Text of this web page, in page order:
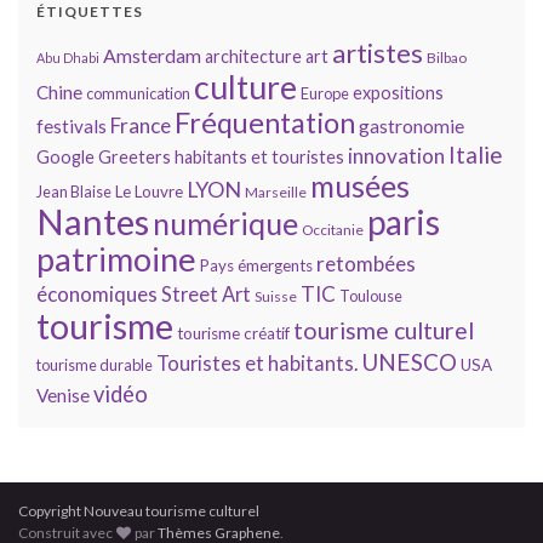
ÉTIQUETTES
Abu Dhabi Amsterdamarchitectureart artistes Bilbao
Chinecommunication culture Europeexpositions
festivals France Fréquentation gastronomie
GoogleGreeters habitants et touristes innovation Italie
Jean BlaiseLe Louvre LYON Marseille musées
Nantes numérique Occitanie paris
patrimoine Pays émergents retombées
économiques Street Art Suisse TIC Toulouse
tourisme tourisme créatif tourisme culturel
tourisme durable Touristes et habitants. UNESCO USA
Venisevidéo
Copyright Nouveau tourisme culturel
Construit avec
parThèmes Graphene